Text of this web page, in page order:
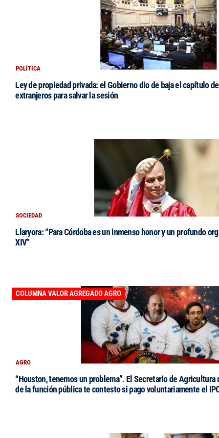
POLÍTICA
Ley de propiedad privada: el Gobierno dio de baja el capítulo
extranjeros para salvar la sesión
SOCIEDAD
Llaryora: “Para Córdoba es un inmenso honor y un profundo
XIV”
AGRO
COLUMNA VALOR AGREGADO AGRO
“Houston, tenemos un problema”. El Secretario de Agricultura
de la función pública te contesto si pago voluntariamente el